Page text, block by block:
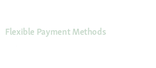
Flexible Payment Methods